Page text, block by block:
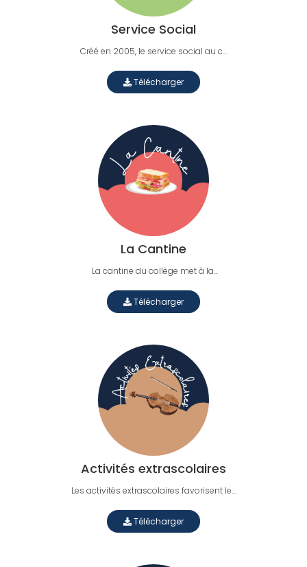
Service Social
Créé en 2005, le service social au c...
Télécharger
La Cantine
La cantine du collège met à la...
Télécharger
Activités extrascolaires
Les activités extrascolaires favorisent le...
Télécharger